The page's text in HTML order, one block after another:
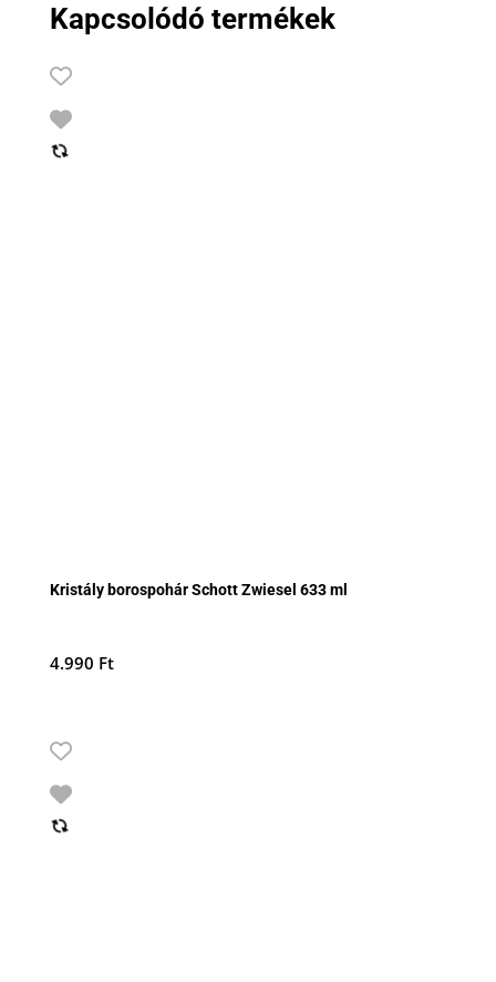
Kapcsolódó termékek
Kristály borospohár Schott Zwiesel 633 ml
4.990 Ft